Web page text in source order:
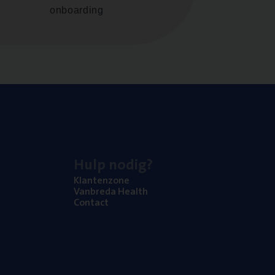
onboarding
Klan­ten­zo­ne
Van­b­re­da Health
Con­tact